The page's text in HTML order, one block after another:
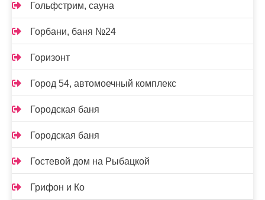
Гольфстрим, сауна
Горбани, баня №24
Горизонт
Город 54, автомоечный комплекс
Городская баня
Городская баня
Гостевой дом на Рыбацкой
Грифон и Ко